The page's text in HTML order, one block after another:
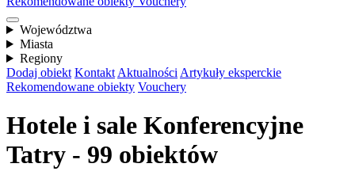
Województwa
Miasta
Regiony
Dodaj obiekt Kontakt Aktualności Artykuły eksperckie
Rekomendowane obiekty Vouchery
Hotele i sale Konferencyjne
Tatry - 99 obiektów